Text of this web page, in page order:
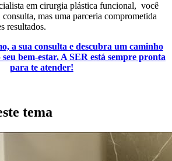
em cirurgia plástica funcional, você
consulta, mas uma parceria comprometida
resultados.
a sua consulta e descubra um caminho
bem-estar. A SER está sempre pronta
para te atender!
tema